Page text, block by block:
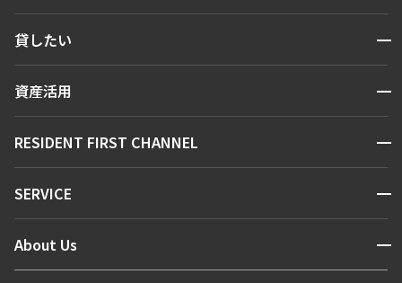
人気エリアから探す
新着情報から探す
新着募集情報
貸したい 開閉
お問い合わせ
資産活用 開閉
お問い合わせ
RESIDENT FIRST CHANNEL 開閉
マンションレポート
住まいのコラム
SERVICE 開閉
会員ページ
About Us 開閉